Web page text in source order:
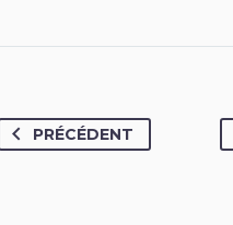
PRÉCÉDENT